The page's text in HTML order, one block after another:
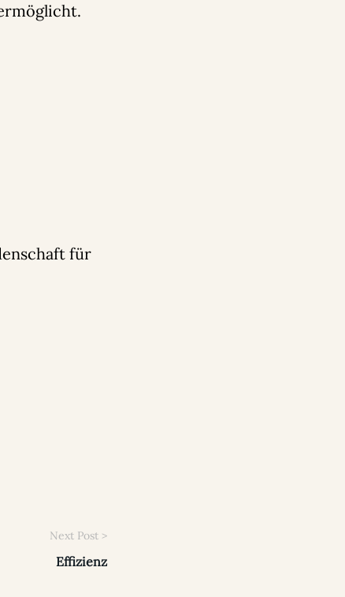
für
Effizienz